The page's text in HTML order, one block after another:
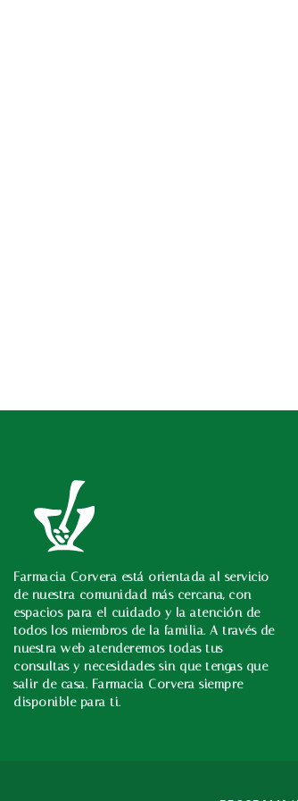
Farmacia Corvera está orientada al servicio
de nuestra comunidad más cercana, con
espacios para el cuidado y la atención de
todos los miembros de la familia. A través de
nuestra web atenderemos todas tus
consultas y necesidades sin que tengas que
salir de casa. Farmacia Corvera siempre
disponible para ti.